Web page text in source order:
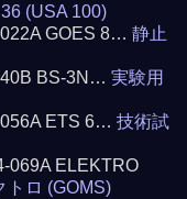
(USA 100)
022A GOES 8…静止
BS-3N…実験用
056A ETS 6…技術試
069A ELEKTRO
トロ (GOMS)